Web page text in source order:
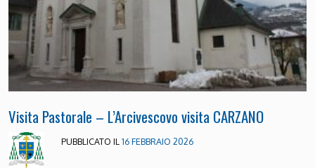
Visita Pastorale – L’Arcivescovo visita CARZANO
PUBBLICATO IL 16 FEBBRAIO 2026